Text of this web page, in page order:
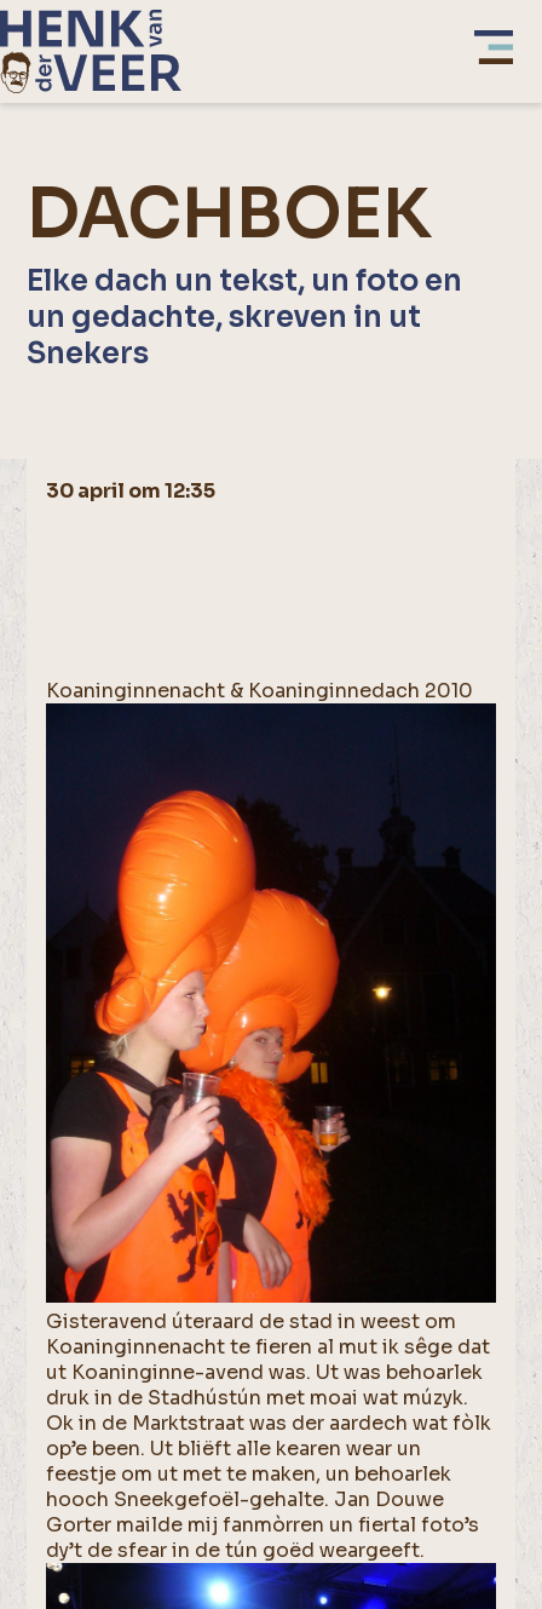
DACHBOEK
Elke dach un tekst, un foto en
un gedachte, skreven in ut
Snekers
30 april om 12:35
Koaninginnenacht & Koaninginnedach 2010
Gisteravend úteraard de stad in weest om
Koaninginnenacht te fieren al mut ik sêge dat
ut Koaninginne-avend was. Ut was behoarlek
druk in de Stadhústún met moai wat múzyk.
Ok in de Marktstraat was der aardech wat fòlk
op’e been. Ut bliëft alle kearen wear un
feestje om ut met te maken, un behoarlek
hooch Sneekgefoël-gehalte. Jan Douwe
Gorter mailde mij fanmòrren un fiertal foto’s
dy’t de sfear in de tún goëd weargeeft.